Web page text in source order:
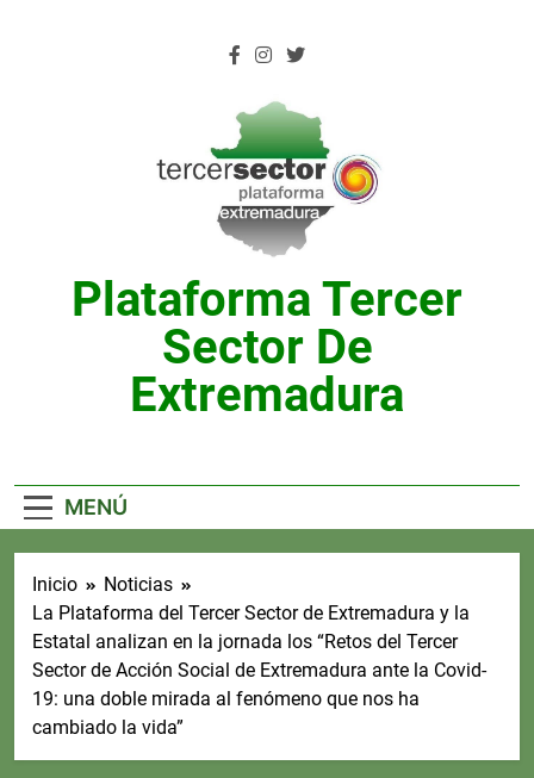
Plataforma Tercer
Sector De
Extremadura
MENÚ
Inicio
Noticias
La Plataforma del Tercer Sector de Extremadura y la
Estatal analizan en la jornada los “Retos del Tercer
Sector de Acción Social de Extremadura ante la Covid-
19: una doble mirada al fenómeno que nos ha
cambiado la vida”